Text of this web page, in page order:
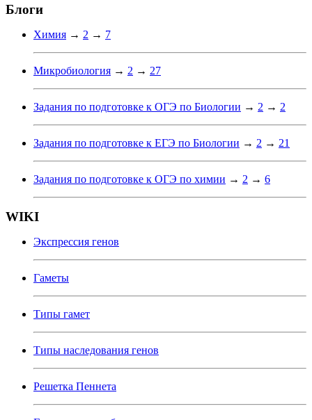
Блоги
Химия → 2 → 7
Микробиология → 2 → 27
Задания по подготовке к ОГЭ по Биологии → 2 → 2
Задания по подготовке к ЕГЭ по Биологии → 2 → 21
Задания по подготовке к ОГЭ по химии → 2 → 6
WIKI
Экспрессия генов
Гаметы
Типы гамет
Типы наследования генов
Решетка Пеннета